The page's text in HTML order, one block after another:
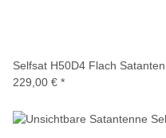
Selfsat H50D4 Flach
229,00 € *